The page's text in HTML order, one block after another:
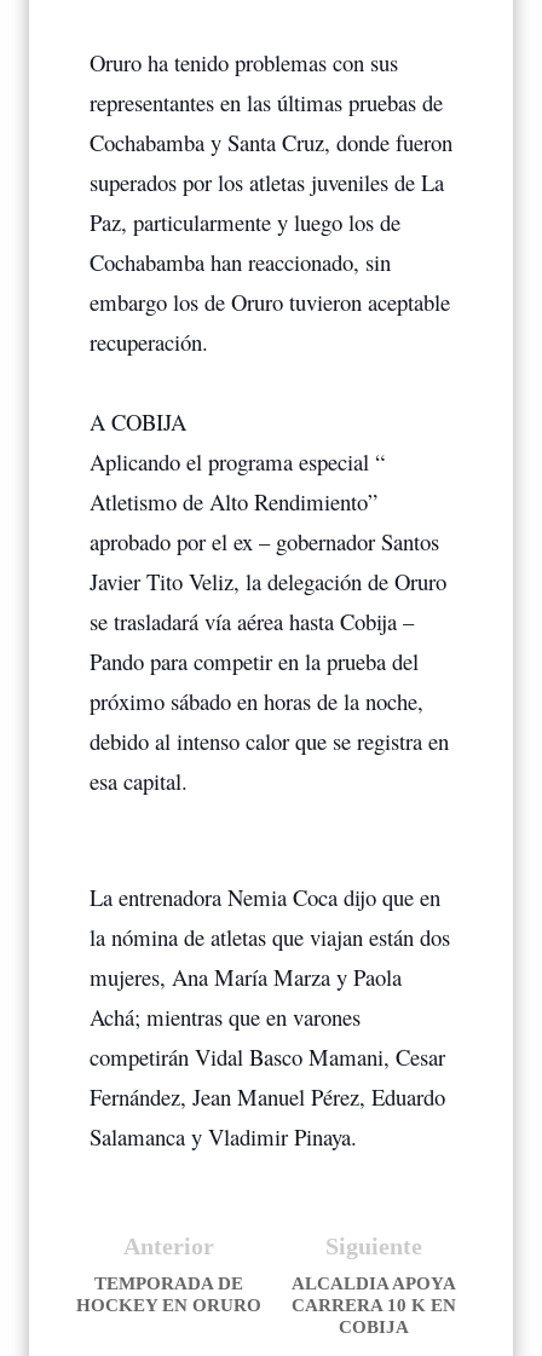
Oruro ha tenido problemas con sus
representantes en las últimas pruebas de
Cochabamba y Santa Cruz, donde fueron
superados por los atletas juveniles de La
Paz, particularmente y luego los de
Cochabamba han reaccionado, sin
embargo los de Oruro tuvieron aceptable
recuperación.
A COBIJA
Aplicando el programa especial “
Atletismo de Alto Rendimiento”
aprobado por el ex – gobernador Santos
Javier Tito Veliz, la delegación de Oruro
se trasladará vía aérea hasta Cobija –
Pando para competir en la prueba del
próximo sábado en horas de la noche,
debido al intenso calor que se registra en
esa capital.
La entrenadora Nemia Coca dijo que en
la nómina de atletas que viajan están dos
mujeres, Ana María Marza y Paola
Achá; mientras que en varones
competirán Vidal Basco Mamani, Cesar
Fernández, Jean Manuel Pérez, Eduardo
Salamanca y Vladimir Pinaya.
Siguiente
ALCALDIA APOYA
CARRERA 10 K EN
COBIJA
Anterior
TEMPORADA DE
HOCKEY EN ORURO